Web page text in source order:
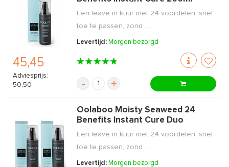
45,45
Adviesprijs:
50,50
Een leave in kuur met 24 voordelen, snel
toe te passen, zond ...
Levertijd: Morgen bezorgd
- +
Oolaboo Moisty Seaweed 24
Benefits Instant Cure Duo
Een leave in kuur met 24 voordelen, snel
toe te passen, zond ...
Levertijd: Morgen bezorgd